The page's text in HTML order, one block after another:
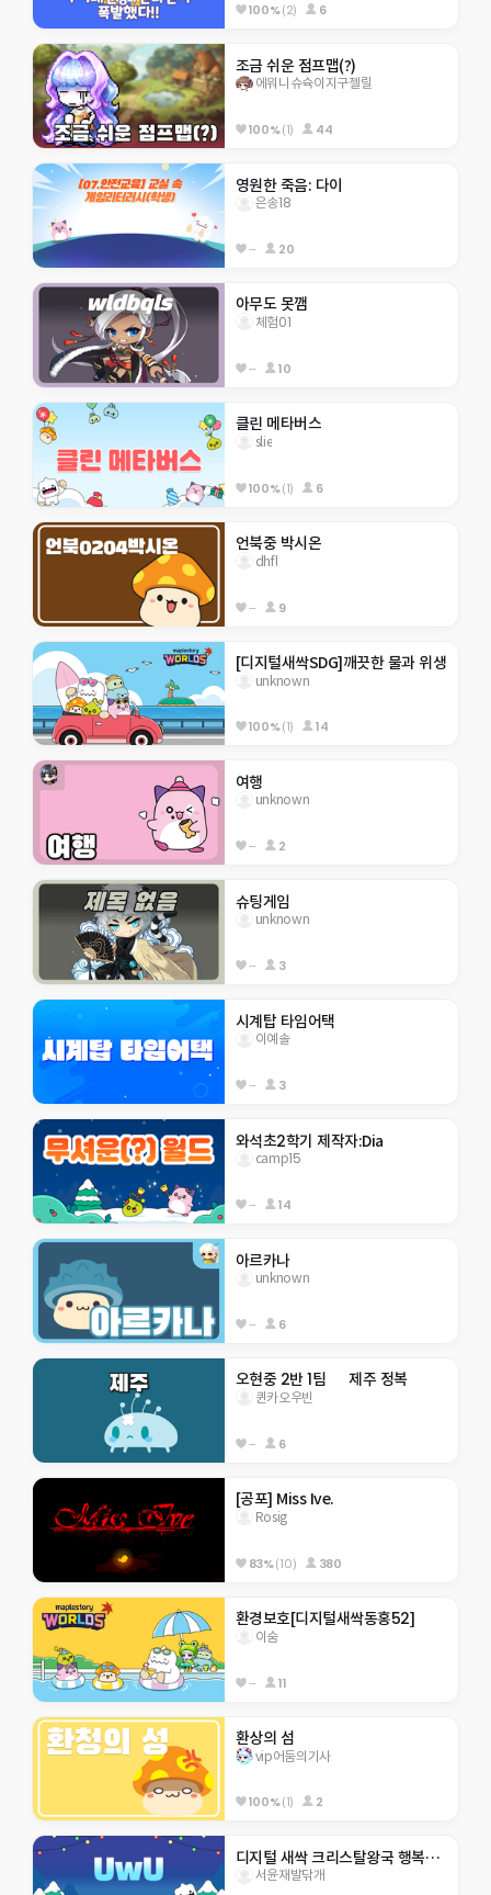
100%(2) 6
조금 쉬운 점프맵(?)
에워니슈슉이지구젤릴
100%(1) 44
영원한 죽음: 다이
은송18
-- 20
아무도 못깸
체험01
-- 10
클린 메타버스
slie
100%(1) 6
언북중 박시온
dhfl
-- 9
[디지털새싹SDG]깨끗한 물과 위생
unknown
100%(1) 14
여행
unknown
-- 2
슈팅게임
unknown
-- 3
시계탑 타임어택
이예솔
-- 3
와석초2학기 제작자:Dia
camp15
-- 14
아르카나
unknown
-- 6
오현중 2반 1팀      제주 정복
퀸카오우빈
-- 6
[공포] Miss Ive.
Rosig
83%(10) 380
환경보호[디지털새싹동홍52]
이숨
-- 11
환상의 섬
vip어둠의기사
100%(1) 2
디지털 새싹 크리스탈왕국 행복초 5-8 응애~~
서윤재발닦개